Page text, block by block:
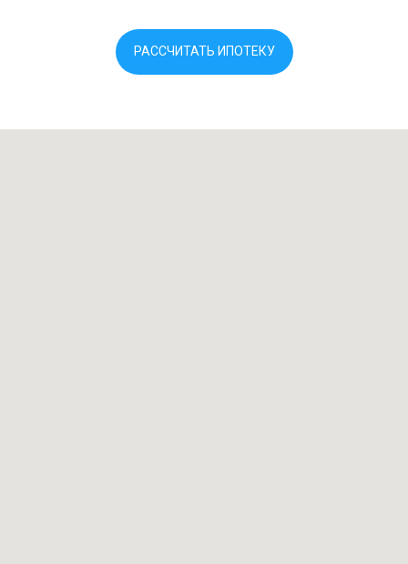
РАССЧИТАТЬ ИПОТЕКУ